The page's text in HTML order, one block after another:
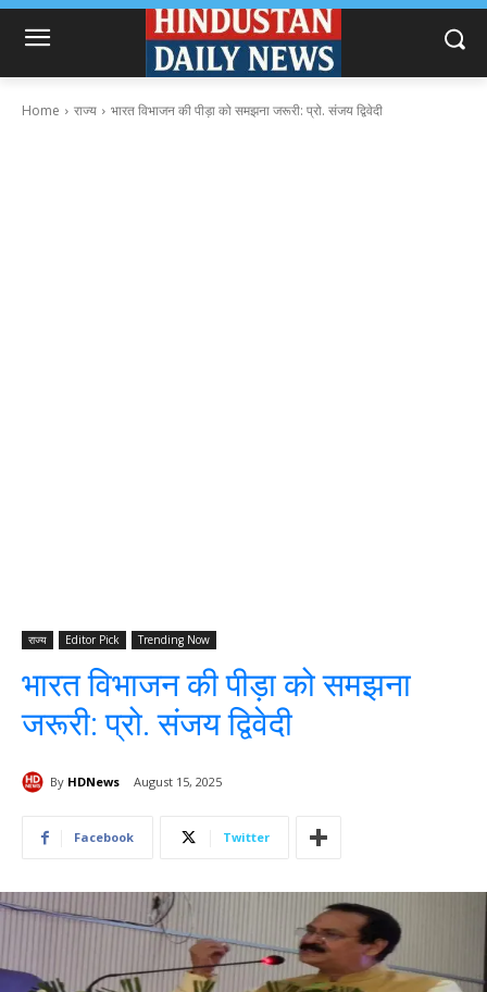
Home राज्य भारत विभाजन की पीड़ा को समझना जरूरी: प्रो. संजय द्विवेदी
राज्य Editor Pick Trending Now
भारत विभाजन की पीड़ा को समझना
जरूरी: प्रो. संजय द्विवेदी
By HDNews August 15, 2025
Facebook Twitter